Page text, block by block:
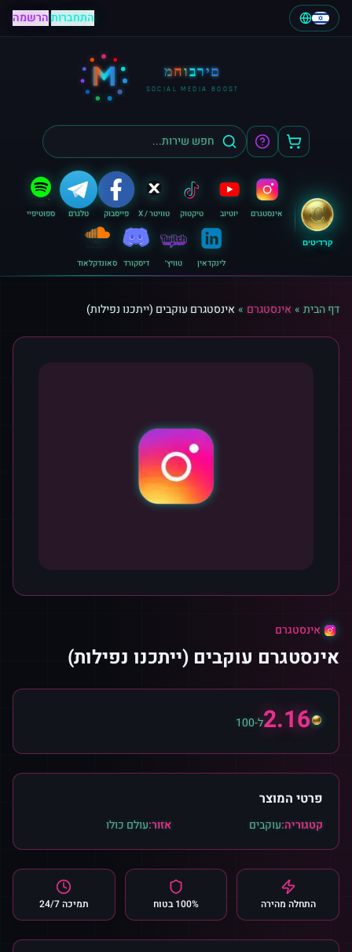
התחברות|הרשמה
M מחוברים
SOCIAL MEDIA BOOST
קרדיטים
אינסטגרם יוטיוב טיקטוק טוויטר / X פייסבוק טלגרם ספוטיפיי
לינקדאין טוויץ׳ דיסקורד סאונדקלאוד
דף הבית » אינסטגרם » אינסטגרם עוקבים (ייתכנו נפילות)
אינסטגרם
אינסטגרם עוקבים (ייתכנו נפילות)
2.16ל-100
פרטי המוצר
קטגוריה:עוקבים אזור:עולם כולו
התחלה מהירה 100% בטוח תמיכה 24/7